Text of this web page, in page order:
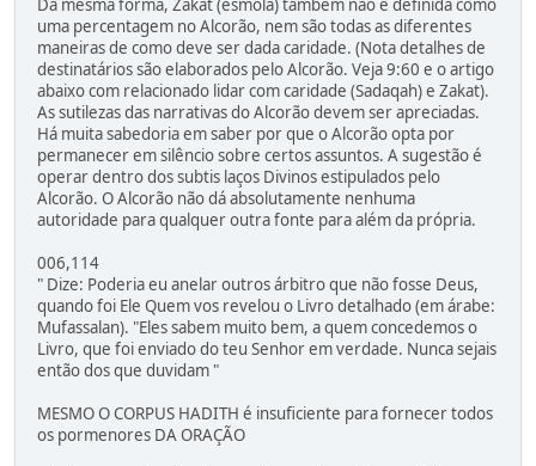
Da mesma forma, Zakat (esmola) também não é definida como
uma percentagem no Alcorão, nem são todas as diferentes
maneiras de como deve ser dada caridade. (Nota detalhes de
destinatários são elaborados pelo Alcorão. Veja 9:60 e o artigo
abaixo com relacionado lidar com caridade (Sadaqah) e Zakat).
As sutilezas das narrativas do Alcorão devem ser apreciadas.
Há muita sabedoria em saber por que o Alcorão opta por
permanecer em silêncio sobre certos assuntos. A sugestão é
operar dentro dos subtis laços Divinos estipulados pelo
Alcorão. O Alcorão não dá absolutamente nenhuma
autoridade para qualquer outra fonte para além da própria.
006,114
" Dize: Poderia eu anelar outros árbitro que não fosse Deus,
quando foi Ele Quem vos revelou o Livro detalhado (em árabe:
Mufassalan). "Eles sabem muito bem, a quem concedemos o
Livro, que foi enviado do teu Senhor em verdade. Nunca sejais
então dos que duvidam "
MESMO O CORPUS HADITH é insuficiente para fornecer todos
os pormenores DA ORAÇÃO